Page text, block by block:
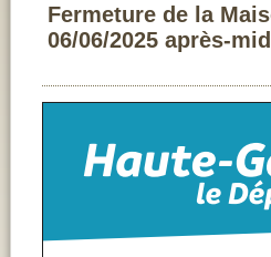
Fermeture de la
06/06/2025 après-